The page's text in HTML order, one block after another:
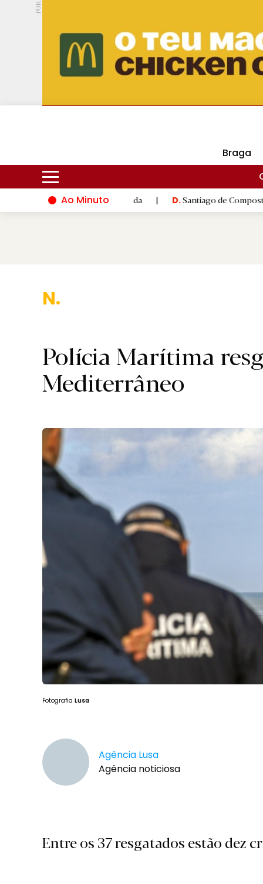
PUB.
Hoje 16ºC 26ºC DMtv
Braga
Ao Minuto
do mundo da moda | Santiago de Compostela
Naciona
Polícia Marítima
Mediterrâneo
Fotografia Lusa
Agência Lusa
Agência noticiosa
Entre os 37 resgatados estão dez